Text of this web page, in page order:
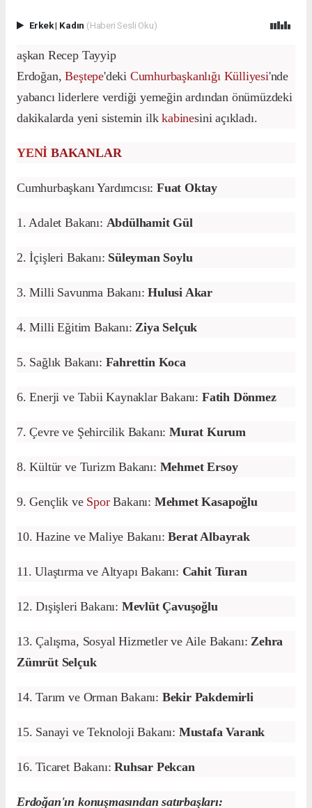
Erkek| Kadın (Haberi Sesli Oku)
aşkan Recep Tayyip
Erdoğan,Beştepe'deki Cumhurbaşkanlığı Külliyesi'nde
yabancı liderlere verdiği yemeğin ardından önümüzdeki
dakikalarda yeni sistemin ilkkabinesini açıkladı.
YENİBAKANLAR
Cumhurbaşkanı Yardımcısı:Fuat Oktay
1. Adalet Bakanı: Abdülhamit Gül
2. İçişleri Bakanı: Süleyman Soylu
3. Milli Savunma Bakanı:Hulusi Akar
4. Milli Eğitim Bakanı:Ziya Selçuk
5. Sağlık Bakanı: Fahrettin Koca
6. Enerji ve Tabii Kaynaklar Bakanı: Fatih Dönmez
7. Çevre ve Şehircilik Bakanı:Murat Kurum
8. Kültür ve Turizm Bakanı: Mehmet Ersoy
9. Gençlik ve SporBakanı: Mehmet Kasapoğlu
10. Hazine ve Maliye Bakanı:Berat Albayrak
11. Ulaştırma ve Altyapı Bakanı: Cahit Turan
12. Dışişleri Bakanı: Mevlüt Çavuşoğlu
13. Çalışma, Sosyal Hizmetler ve Aile Bakanı: Zehra
Zümrüt Selçuk
14. Tarım ve Orman Bakanı: Bekir Pakdemirli
15. Sanayi ve Teknoloji Bakanı: Mustafa Varank
16. Ticaret Bakanı:Ruhsar Pekcan
Erdoğan'ın konuşmasından satırbaşları: